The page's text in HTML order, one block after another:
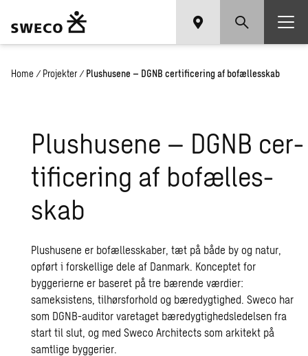
Home / Projekter / Plushusene – DGNB certificering af bofællesskab
Plus­hu­se­ne – DGNB cer­
ti­fi­ce­ring af bo­fæl­les­
skab
Plushusene er bofællesskaber, tæt på både by og natur,
opført i forskellige dele af Danmark. Konceptet for
byggerierne er baseret på tre bærende værdier:
sameksistens, tilhørsforhold og bæredygtighed. Sweco har
som DGNB-auditor varetaget bæredygtighedsledelsen fra
start til slut, og med Sweco Architects som arkitekt på
samtlige byggerier.